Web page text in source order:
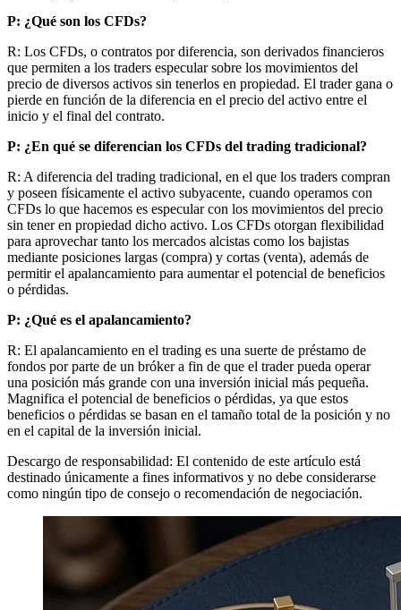
P: ¿Qué son los CFDs?
R: Los CFDs, o contratos por diferencia, son derivados financieros
que permiten a los traders especular sobre los movimientos del
precio de diversos activos sin tenerlos en propiedad. El trader gana o
pierde en función de la diferencia en el precio del activo entre el
inicio y el final del contrato.
P: ¿En qué se diferencian los CFDs del trading tradicional?
R: A diferencia del trading tradicional, en el que los traders compran
y poseen físicamente el activo subyacente, cuando operamos con
CFDs lo que hacemos es especular con los movimientos del precio
sin tener en propiedad dicho activo. Los CFDs otorgan flexibilidad
para aprovechar tanto los mercados alcistas como los bajistas
mediante posiciones largas (compra) y cortas (venta), además de
permitir el apalancamiento para aumentar el potencial de beneficios
o pérdidas.
P: ¿Qué es el apalancamiento?
R: El apalancamiento en el trading es una suerte de préstamo de
fondos por parte de un bróker a fin de que el trader pueda operar
una posición más grande con una inversión inicial más pequeña.
Magnifica el potencial de beneficios o pérdidas, ya que estos
beneficios o pérdidas se basan en el tamaño total de la posición y no
en el capital de la inversión inicial.
Descargo de responsabilidad: El contenido de este artículo está
destinado únicamente a fines informativos y no debe considerarse
como ningún tipo de consejo o recomendación de negociación.